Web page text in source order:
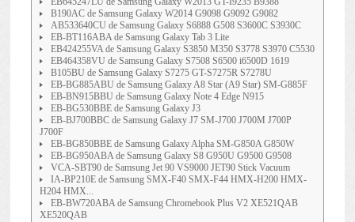
B190AC de Samsung Galaxy W2014 G9098 G9092 G9082
AB533640CU de Samsung Galaxy S6888 G508 S3600C S3930C
EB-BT116ABA de Samsung Galaxy Tab 3 Lite
EB424255VA de Samsung Galaxy S3850 M350 S3778 S3970 C5530
EB464358VU de Samsung Galaxy S7508 S6500 i6500D 1619
B105BU de Samsung Galaxy S7275 GT-S7275R S7278U
EB-BG885ABU de Samsung Galaxy A8 Star (A9 Star) SM-G885F
EB-BN915BBU de Samsung Galaxy Note 4 Edge N915
EB-BG530BBE de Samsung Galaxy J3
EB-BJ700BBC de Samsung Galaxy J7 SM-J700 J700M J700P
J700F
EB-BG850BBE de Samsung Galaxy Alpha SM-G850A G850W
EB-BG950ABA de Samsung Galaxy S8 G950U G9500 G9508
VCA-SBT90 de Samsung Jet 90 VS9000 JET90 Stick Vacuum
IA-BP210E de Samsung SMX-F40 SMX-F44 HMX-H200 HMX-
H204 HMX...
EB-BW720ABA de Samsung Chromebook Plus V2 XE521QAB
XE520QAB